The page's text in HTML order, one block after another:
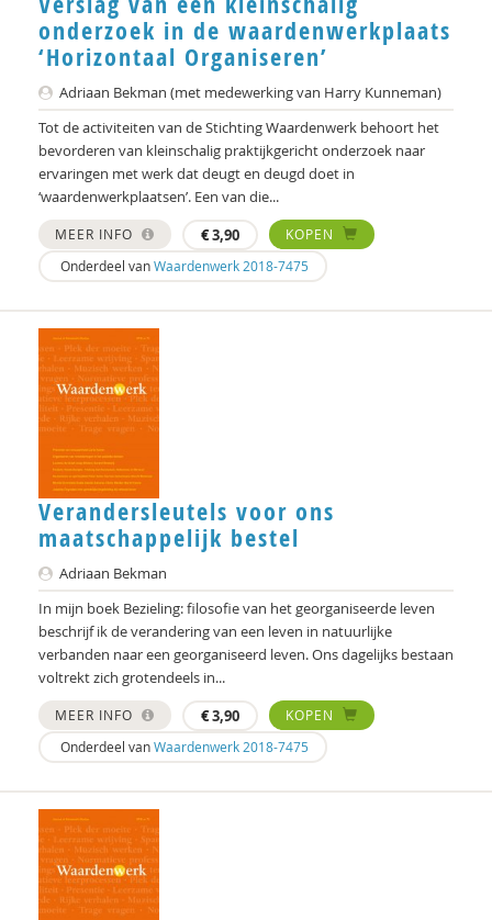
onderzoek in de waardenwerkplaats
‘Horizontaal Organiseren’
Adriaan Bekman (met medewerking van Harry Kunneman)
Tot de activiteiten van de Stichting Waardenwerk behoort het
bevorderen van kleinschalig praktijkgericht onderzoek naar
ervaringen met werk dat deugt en deugd doet in
‘waardenwerkplaatsen’. Een van die...
MEER INFO €3,90
KOPEN
Onderdeel vanWaardenwerk 2018-7475
Verandersleutels voor ons
maatschappelijk bestel
Adriaan Bekman
In mijn boek Bezieling: filosofie van het georganiseerde leven
beschrijf ik de verandering van een leven in natuurlijke
verbanden naar een georganiseerd leven. Ons dagelijks bestaan
voltrekt zich grotendeels in...
MEER INFO €3,90
KOPEN
Onderdeel vanWaardenwerk 2018-7475